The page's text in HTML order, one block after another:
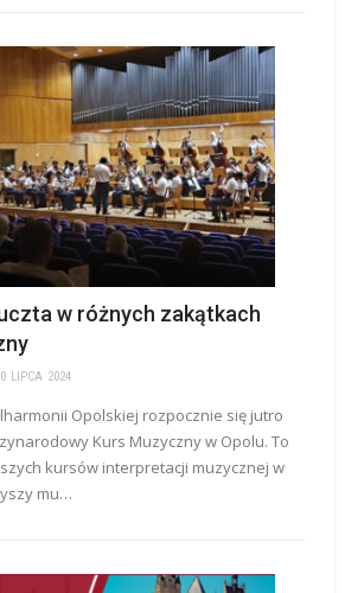
w różnych zakątkach
LIPCA 2024
Opolskiej rozpocznie się jutro
Kurs Muzyczny w Opolu. To
kursów interpretacji muzycznej w
mu…